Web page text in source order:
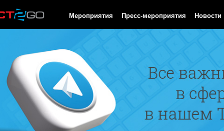
Мероприятия Пресс-мероприятия Новости